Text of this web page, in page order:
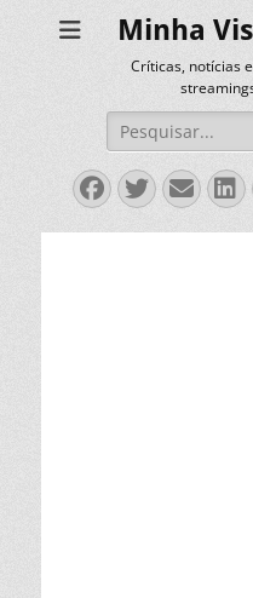
Minha
Críticas, notícias
Pesquisar
por:
Facebook
Twitter
Email